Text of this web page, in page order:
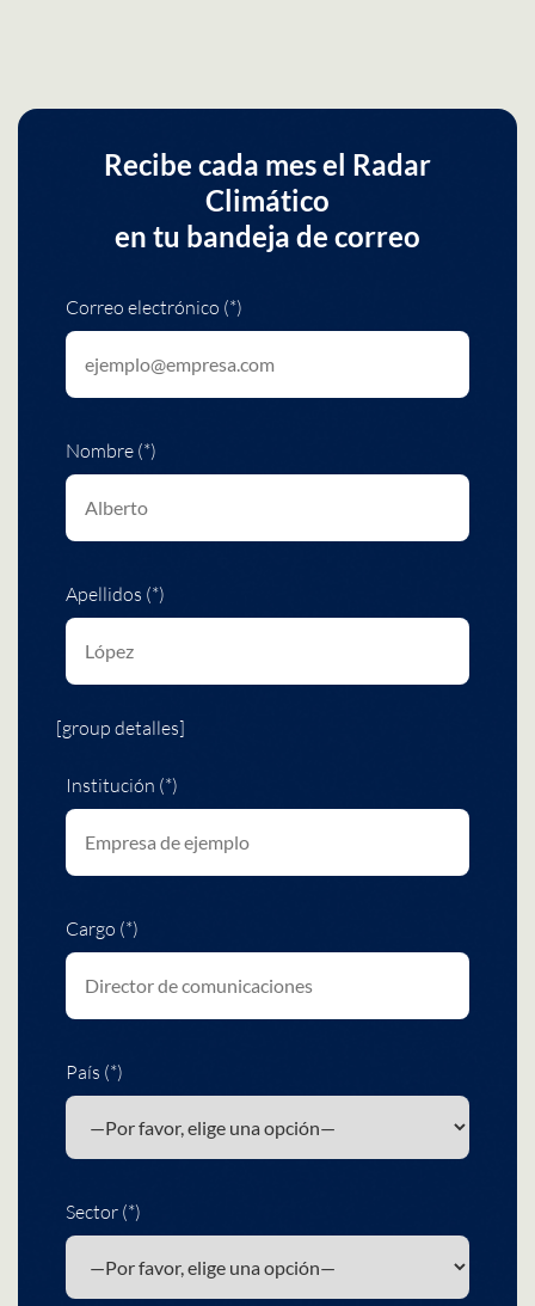
Recibe cada mes el Radar
Climático
en tu bandeja de correo
Correo electrónico (*)
Nombre (*)
Apellidos (*)
[group detalles]
Institución (*)
Cargo (*)
País (*)
Sector (*)